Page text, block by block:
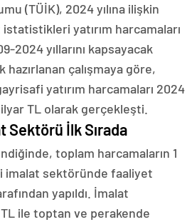
(TÜİK), 2024 yılına ilişkin
istatistikleri yatırım harcamaları
2024 yıllarını kapsayacak
çalışmaya göre,
yatırım harcamaları 2024
TL olarak gerçekleşti.
Sektörü İlk Sırada
toplam harcamaların 1
imalat sektöründe faaliyet
yapıldı. İmalat
ile toptan ve perakende